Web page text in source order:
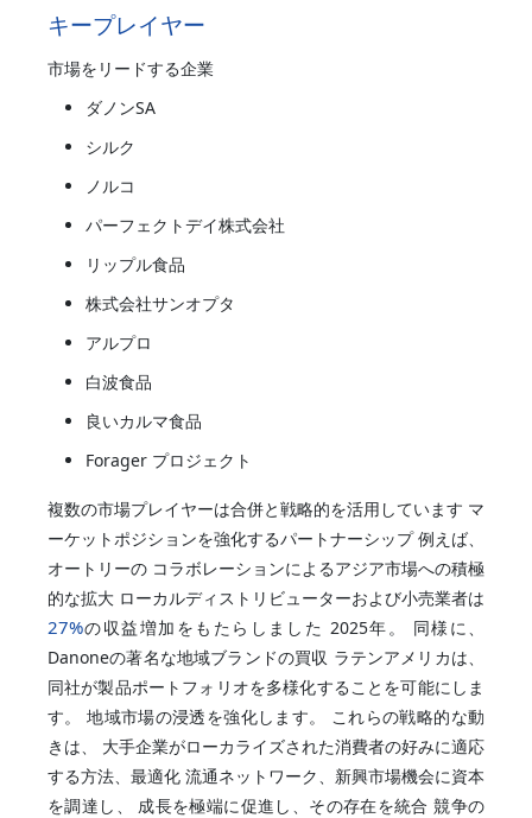
キープレイヤー
市場をリードする企業
ダノンSA
シルク
ノルコ
パーフェクトデイ株式会社
リップル食品
株式会社サンオプタ
アルプロ
白波食品
良いカルマ食品
Forager プロジェクト
複数の市場プレイヤーは合併と戦略的を活用しています マ
ーケットポジションを強化するパートナーシップ 例えば、
オートリーの コラボレーションによるアジア市場への積極
的な拡大 ローカルディストリビューターおよび小売業者は
27%の収益増加をもたらしました 2025年。 同様に、
Danoneの著名な地域ブランドの買収 ラテンアメリカは、
同社が製品ポートフォリオを多様化することを可能にしま
す。 地域市場の浸透を強化します。 これらの戦略的な動
きは、 大手企業がローカライズされた消費者の好みに適応
する方法、最適化 流通ネットワーク、新興市場機会に資本
を調達し、 成長を極端に促進し、その存在を統合 競争の